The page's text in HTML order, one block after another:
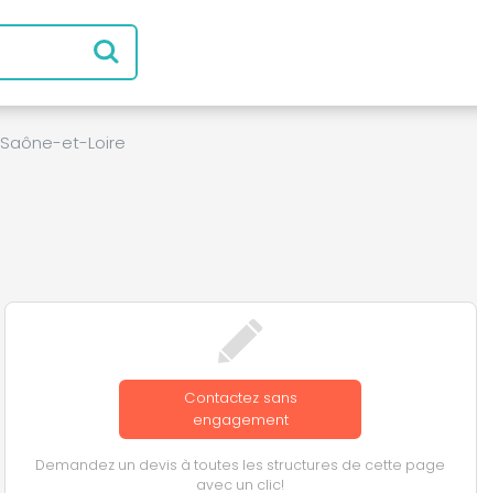
Saône-et-Loire
Contactez sans
engagement
Demandez un devis à toutes les structures de cette page
avec un clic!